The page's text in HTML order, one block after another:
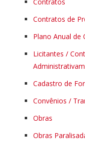
Contratos de
Plano Anual de
Licitantes /
Cadastro de
Convênios /
Obras
Obras